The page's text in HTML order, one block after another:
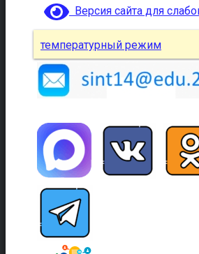
Версия сайта для
температурный режим